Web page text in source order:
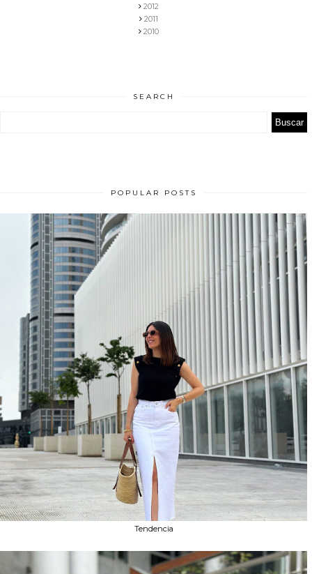
2012
2011
2010
SEARCH
POPULAR POSTS
Tendencia